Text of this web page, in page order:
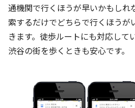
通機関で行くほうが早いかもしれ
索するだけでどちらで行くほうが
きます。徒歩ルートにも対応して
渋谷の街を歩くときも安心です。